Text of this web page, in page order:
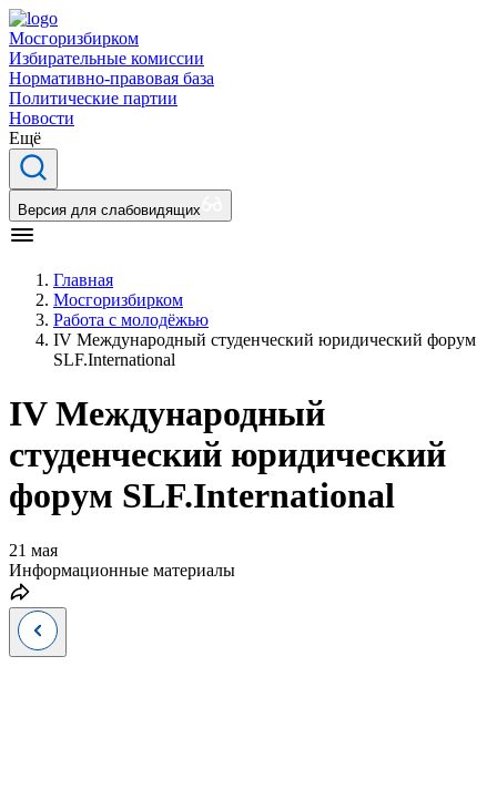
Мосгоризбирком
Избирательные комиссии
Нормативно-правовая база
Политические партии
Новости
Ещё
Версия для слабовидящих
Главная
Мосгоризбирком
Работа с молодёжью
IV Международный студенческий юридический форум
SLF.International
IV Международный
студенческий юридический
форум SLF.International
21 мая
Информационные материалы